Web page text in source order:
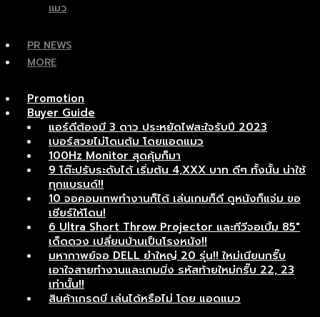
แมว
PR NEWS
MORE
Promotion
Buyer Guide
แอร์ดีต้องมี 3 ดาว ประหยัดไฟสะใจรับปี 2023
เบอร์สวยไม่โดนต้ม โดยแอดแมว
100Hz Monitor สุดคุ้มก็มา
9 โต๊ะปรับระดับได้ เริ่มต้น 4,XXX บาท ดีๆ ทั้งนั้น น่าใช้
ทุกแบรนด์!!
10 จอคอมเทพทำงานก็ได้ เล่นเกมก็ดี ดูหนังก็แจ่ม ขอ
เชียร์ให้โดน!
6 Ultra Short Throw Projector และทีวีจอเบิ้ม 85″
เด็ดดวง เปลี่ยนบ้านเป็นโรงหนัง!!
มหากาพย์จอ DELL ยำใหญ่ 20 รุ่น!! ใหม่เนียนกริ๊บ
เอาใจสายทำงานและเกมมิ่ง รหัสท้ายใหม่กริ๊บ 22, 23
เท่านั้น!!
สินค้าเกรดบี เล่นได้หรือไม่ โดย แอดแมว